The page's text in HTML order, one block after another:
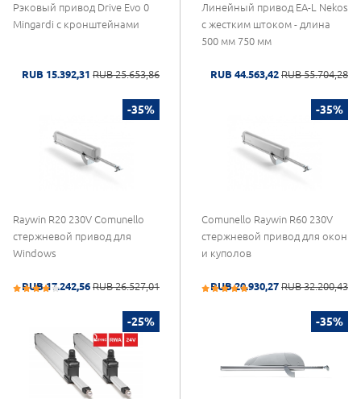
Рэковый привод Drive Evo 0
Mingardi с кронштейнами
RUB 15.392,31 RUB 25.653,86
Линейный привод EA-L Nekos
с жестким штоком - длина
500 мм 750 мм
RUB 44.563,42 RUB 55.704,28
-35%
Raywin R20 230V Comunello
стержневой привод для
Windows
RUB 17.242,56 RUB 26.527,01
-35%
Comunello Raywin R60 230V
стержневой привод для окон
и куполов
RUB 20.930,27 RUB 32.200,43
-25% -35%